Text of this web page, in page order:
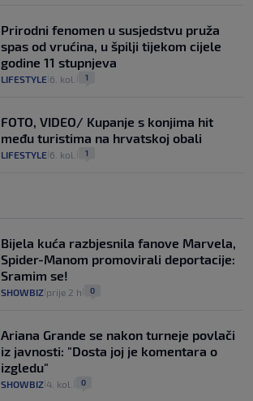
Prirodni fenomen u susjedstvu pruža
spas od vrućina, u špilji tijekom cijele
godine 11 stupnjeva
LIFESTYLE 6. kol. 1
FOTO, VIDEO/ Kupanje s konjima hit
među turistima na hrvatskoj obali
LIFESTYLE 6. kol. 1
Bijela kuća razbjesnila fanove Marvela,
Spider-Manom promovirali deportacije:
Sramim se!
SHOWBIZ prije 2 h 0
Ariana Grande se nakon turneje povlači
iz javnosti: "Dosta joj je komentara o
izgledu"
SHOWBIZ 4. kol. 0